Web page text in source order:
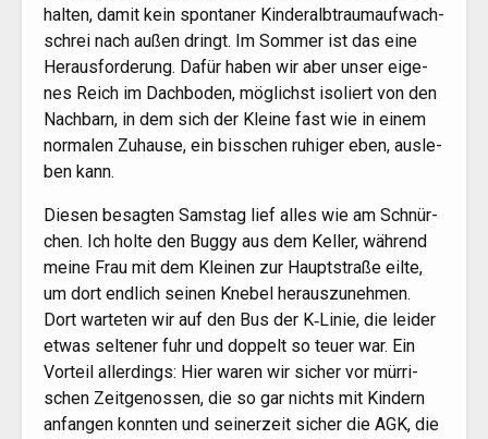
hal­ten, damit kein spon­ta­ner Kin­deral­btraum­auf­wach­
schrei nach außen dringt. Im Som­mer ist das eine
Her­aus­for­de­rung. Dafür haben wir aber unser eige­
nes Reich im Dach­bo­den, mög­lichst iso­liert von den
Nach­barn, in dem sich der Klei­ne fast wie in einem
nor­ma­len Zuhau­se, ein biss­chen ruhi­ger eben, aus­le­
ben kann.
Die­sen besag­ten Sams­tag lief alles wie am Schnür­
chen. Ich hol­te den Bug­gy aus dem Kel­ler, wäh­rend
mei­ne Frau mit dem Klei­nen zur Haupt­stra­ße eil­te,
um dort end­lich sei­nen Kne­bel her­aus­zu­neh­men.
Dort war­te­ten wir auf den Bus der K‑Linie, die lei­der
etwas sel­te­ner fuhr und dop­pelt so teu­er war. Ein
Vor­teil aller­dings: Hier waren wir sicher vor mür­ri­
schen Zeit­ge­nos­sen, die so gar nichts mit Kin­dern
anfan­gen konn­ten und sei­ner­zeit sicher die AGK, die